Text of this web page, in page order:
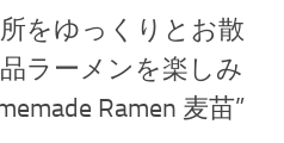
をゆっくりとお散
ラーメンを楽しみ
Ramen 麦苗”